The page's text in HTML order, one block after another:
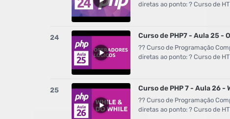
diretas ao ponto: ? Curso de
24 Curso de PHP7 - Aula 25 -
?? Curso de Programação
diretas ao ponto: ? Curso de
25 Curso de PHP 7 - Aula 26 -
?? Curso de Programação
diretas ao ponto: ? Curso de